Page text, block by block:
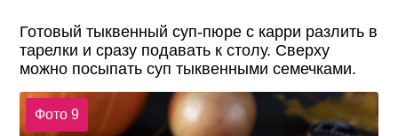
Готовый тыквенный суп-пюре с карри разлить в
тарелки и сразу подавать к столу. Сверху
можно посыпать суп тыквенными семечками.
Фото 9